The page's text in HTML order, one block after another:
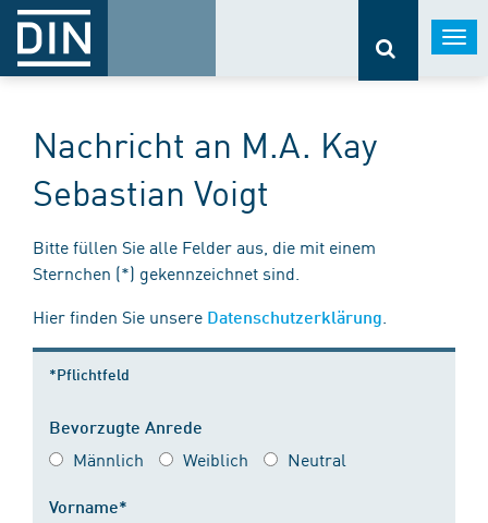
Nachricht an M.A. Kay
Sebastian Voigt
Bitte füllen Sie alle Felder aus, die mit einem
Sternchen (*) gekennzeichnet sind.
Hier finden Sie unsere Datenschutzerklärung
*Pflichtfeld
Bevorzugte Anrede
Männlich Weiblich Neutral
Vorname*